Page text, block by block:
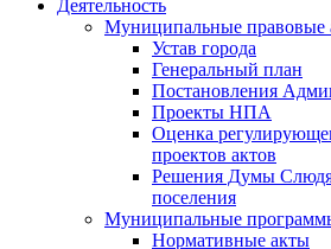
Деятельность
Муниципальные правовые
Устав города
Генеральный план
Постановления
Проекты НПА
Оценка
проектов актов
Решения Думы
поселения
Муниципальные
Нормативные акты